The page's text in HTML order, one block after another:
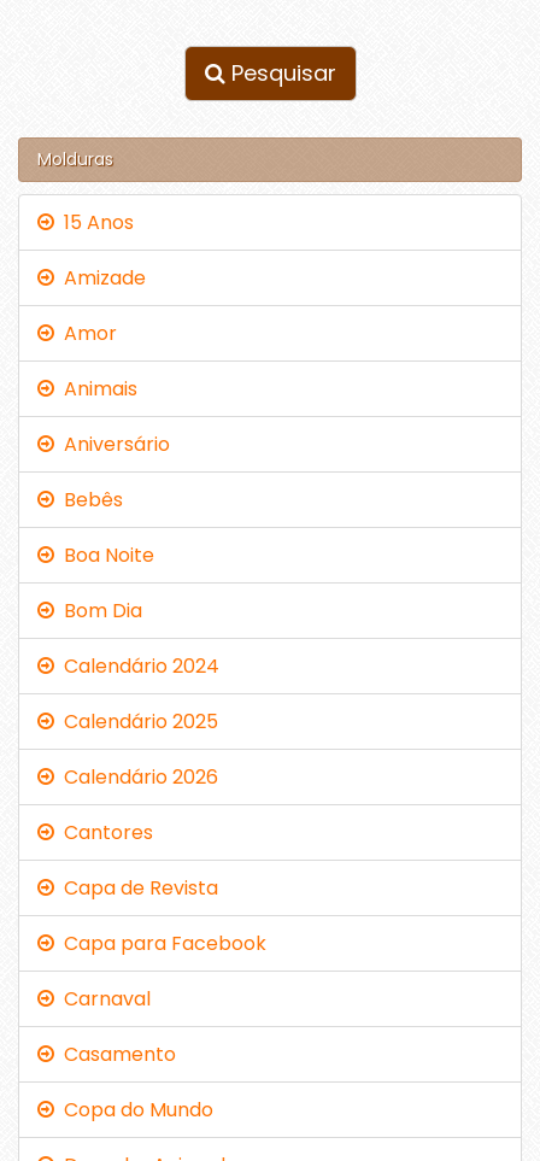
Pesquisar
Molduras
15 Anos
Amizade
Amor
Animais
Aniversário
Bebês
Boa Noite
Bom Dia
Calendário 2024
Calendário 2025
Calendário 2026
Cantores
Capa de Revista
Capa para Facebook
Carnaval
Casamento
Copa do Mundo